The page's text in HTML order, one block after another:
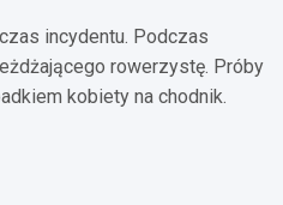
incydentu. Podczas
rowerzystę. Próby
kobiety na chodnik.